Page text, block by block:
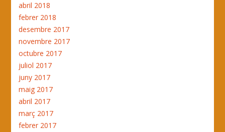
abril 2018
febrer 2018
desembre 2017
novembre 2017
octubre 2017
juliol 2017
juny 2017
maig 2017
abril 2017
març 2017
febrer 2017